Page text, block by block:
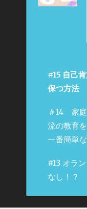
#15 自己
保つ方法
＃14 家
流の教育
一番簡単
#13 オラ
なし！？